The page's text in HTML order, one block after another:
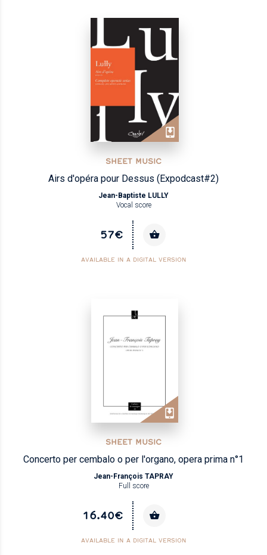
SHEET MUSIC
Airs d'opéra pour Dessus (Expodcast#2)
Jean-Baptiste LULLY
Vocal score
57€
AVAILABLE IN A DIGITAL VERSION
SHEET MUSIC
Concerto per cembalo o per l'organo, opera prima n°1
Jean-François TAPRAY
Full score
16.40€
AVAILABLE IN A DIGITAL VERSION